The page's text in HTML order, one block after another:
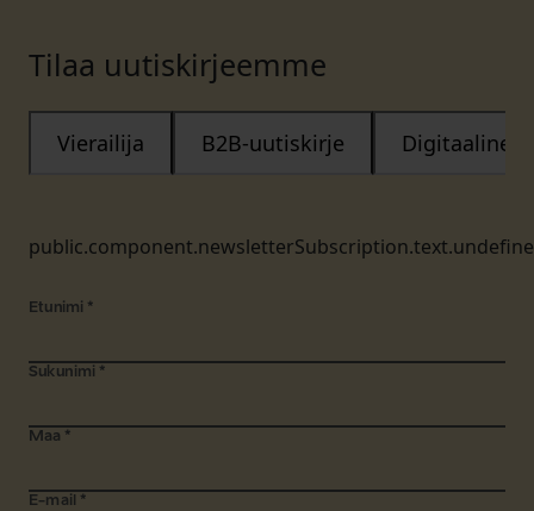
Tilaa uutiskirjeemme
Vierailija B2B-uutiskirje Digitaalinen
Etunimi *
Sukunimi *
Maa *
E-mail *